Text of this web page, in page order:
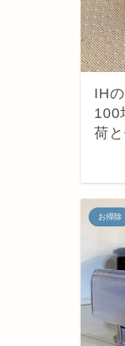
IH
100
荷
お掃除